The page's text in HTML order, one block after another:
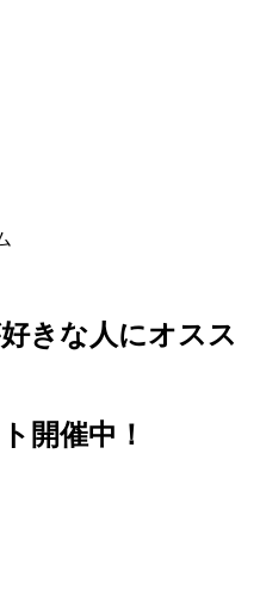
きな人にオスス
開催中！